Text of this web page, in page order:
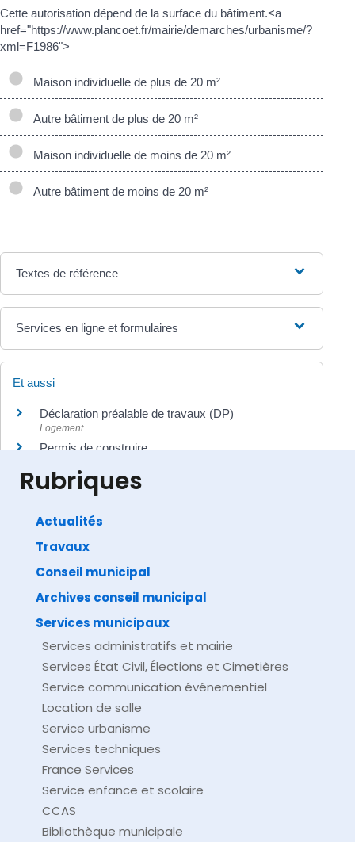
Cette autorisation dépend de la surface du bâtiment.<a
href="https://www.plancoet.fr/mairie/demarches/urbanisme/?
xml=F1986">
Maison individuelle de plus de 20 m²
Autre bâtiment de plus de 20 m²
Maison individuelle de moins de 20 m²
Autre bâtiment de moins de 20 m²
Textes de référence
Services en ligne et formulaires
Et aussi
Déclaration préalable de travaux (DP)
Logement
Permis de construire
Direction de l'information légale et administrative
Rubriques
Actualités
Travaux
Conseil municipal
Archives conseil municipal
Services municipaux
Services administratifs et mairie
Services État Civil, Élections et Cimetières
Service communication événementiel
Location de salle
Service urbanisme
Services techniques
France Services
Service enfance et scolaire
CCAS
Bibliothèque municipale